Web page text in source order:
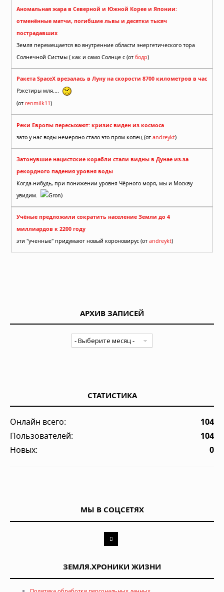
Аномальная жара в Северной и Южной Корее и Японии:
отменённые матчи, погибшие львы и десятки тысяч
пострадавших
Земля перемещается во внутренние области энергетического тора
Солнечной Систмы ( как и само Солнце с (от бодр)
Ракета SpaceX врезалась в Луну на скорости 8700 километров в час
Рэкетиры мля....
(от renmilk11)
Реки Европы пересыхают: кризис виден из космоса
зато у нас воды немеряно стало это прям копец (от andreykt)
Затонувшие нацистские корабли стали видны в Дунае из-за
рекордного падения уровня воды
Когда-нибудь, при понижении уровня Чёрного моря, мы и Москву
увидим.
Gron)
Учёные предложили сократить население Земли до 4
миллиардов к 2200 году
эти "ученные" придумают новый короновирус (от andreykt)
АРХИВ ЗАПИСЕЙ
СТАТИСТИКА
Онлайн всего:
104
Пользователей:
104
Новых:
0
МЫ В СОЦСЕТЯХ
ЗЕМЛЯ.ХРОНИКИ ЖИЗНИ